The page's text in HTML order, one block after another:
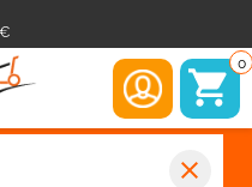
0
close